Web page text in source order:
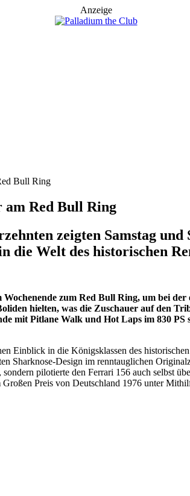
Anzeige
Bull Ring
am Red Bull Ring
zeigten Samstag
Welt des historischen
zum Red Bull Ring, um bei
hielten, was die Zuschauer auf den
mit Pitlane Walk und Hot Laps im 830
Einblick in die Königsklassen des
Sharknose-Design im renntauglichen
pilotierte den Ferrari 156 auch selbst
Preis von Deutschland 1976 unter